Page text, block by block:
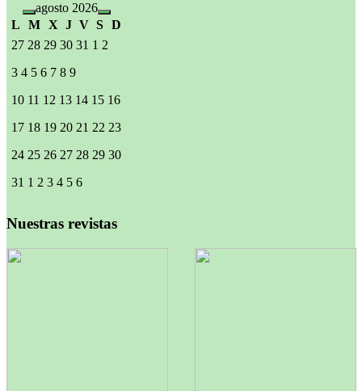
agosto 2026
L
M X J V S D
27 28 29 30 31 1 2
3 4 5 6 7 8 9
10 11 12 13 14 15 16
17 18 19 20 21 22 23
24 25 26 27 28 29 30
31 1 2 3 4 5 6
Nuestras revistas